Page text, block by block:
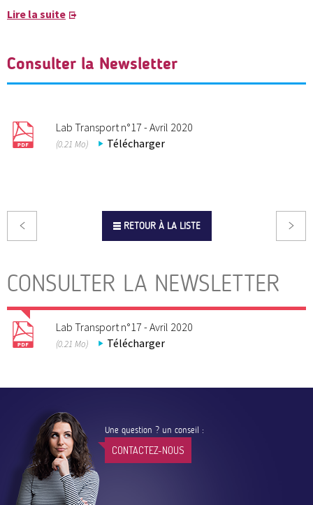
Lire la suite
Consulter la Newsletter
Lab Transport n°17 - Avril 2020
(0.21 Mo) Télécharger
RETOUR À LA LISTE
CONSULTER LA NEWSLETTER
Lab Transport n°17 - Avril 2020
(0.21 Mo) Télécharger
Une question ? un conseil :
CONTACTEZ-NOUS